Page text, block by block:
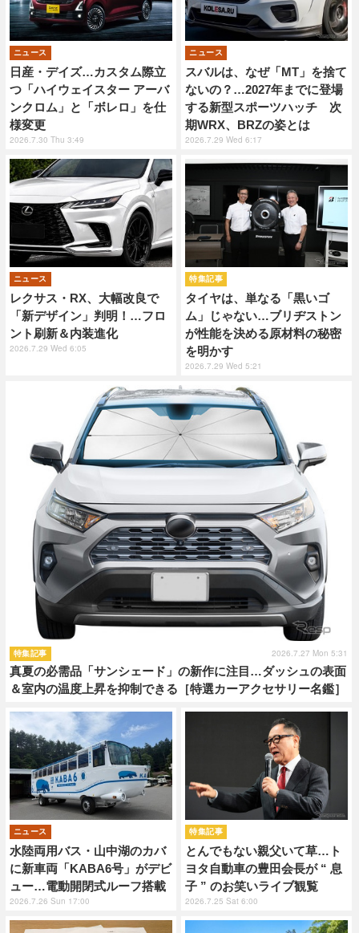
日産・デイズ…カスタム際立
つ「ハイウェイスター アーバ
ンクロム」と「ボレロ」を仕
様変更
ニュース
2026.7.30 Thu 3:49
スバルは、なぜ「MT」を捨て
ないの？…2027年までに登場
する新型スポーツハッチ 次
期WRX、BRZの姿とは
ニュース
2026.7.29 Wed 6:17
レクサス・RX、大幅改良で
「新デザイン」判明！…フロ
ント刷新＆内装進化
ニュース
2026.7.29 Wed 6:05
タイヤは、単なる「黒いゴ
ム」じゃない…ブリヂストン
が性能を決める原材料の秘密
を明かす
特集記事
2026.7.29 Wed 5:21
真夏の必需品「サンシェード」の新作に注目…ダッシュの表面
＆室内の温度上昇を抑制できる［特選カーアクセサリー名鑑］
特集記事 2026.7.27 Mon 5:31
水陸両用バス・山中湖のカバ
に新車両「KABA6号」がデビ
ュー…電動開閉式ルーフ搭載
ニュース
2026.7.26 Sun 17:00
とんでもない親父いて草…ト
ヨタ自動車の豊田会長が “ 息
子 ” のお笑いライブ観覧
特集記事
2026.7.25 Sat 6:00